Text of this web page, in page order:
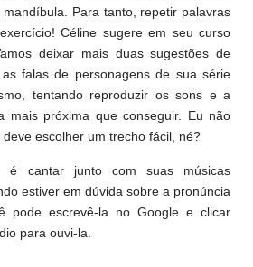
Para tanto, repetir palavras
Céline sugere em seu curso
deixar mais duas sugestões de
falas de personagens de sua série
tentando reproduzir os sons e a
mais próxima que conseguir. Eu não
escolher um trecho fácil, né?
é cantar junto com suas músicas
estiver em dúvida sobre a pronúncia
pode escrevê-la no Google e clicar
para ouvi-la.